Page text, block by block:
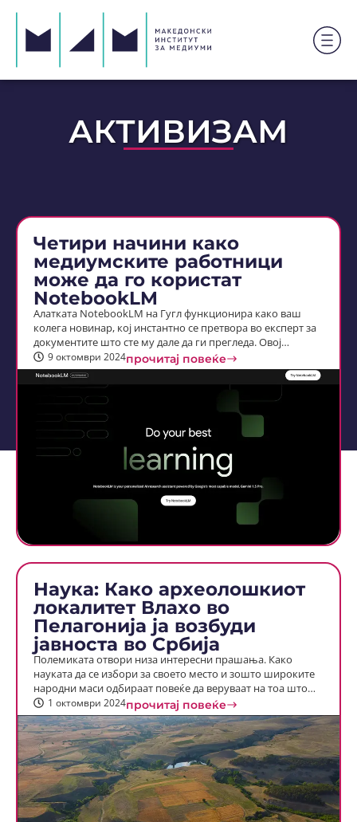
АКТИВИЗАМ
Четири начини како
медиумските работници
може да го користат
NotebookLM
Алатката NotebookLM на Гугл функционира како ваш
колега новинар, кој инстантно се претвора во експерт за
документите што сте му дале да ги прегледа. Овој…
9 октомври 2024прочитај повеќе
Наука: Како археолошкиот
локалитет Влахо во
Пелагонија ја возбуди
јавноста во Србија
Полемиката отвори низа интересни прашања. Како
науката да се избори за своето место и зошто широките
народни маси одбираат повеќе да веруваат на тоа што…
1 октомври 2024прочитај повеќе